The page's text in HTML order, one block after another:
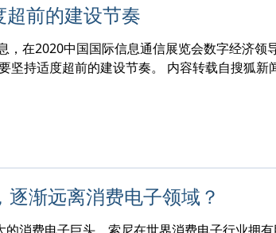
超前的建设节奏
，在2020中国国际信息通信展览会数字经济
坚持适度超前的建设节奏。 内容转载自搜狐新
渐远离消费电子领域？